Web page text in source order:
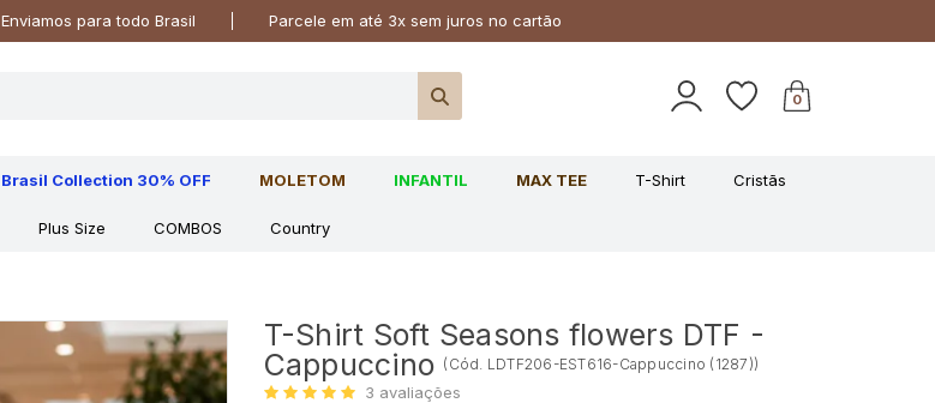
Enviamos para todo Brasil Parcele em até 3x sem juros no cartão
0
Brasil Collection 30% OFF MOLETOM INFANTIL MAX TEE T-Shirt Cristãs
Plus Size COMBOS Country
T-Shirt Soft Seasons flowers DTF -
Cappuccino ( Cód. LDTF206-EST616-Cappuccino (1287))
3 avaliações